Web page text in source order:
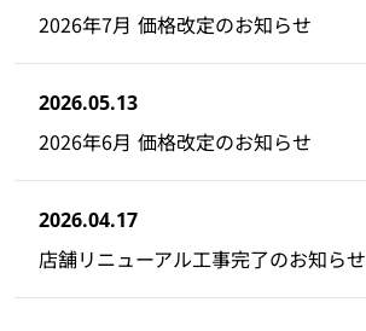
2026年7月 価格改定のお知らせ
2026.05.13
2026年6月 価格改定のお知らせ
2026.04.17
店舗リニューアル工事完了のお知らせ